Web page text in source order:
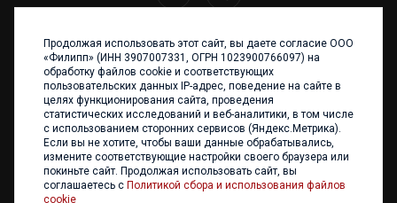
+7 (4012) 960 898
236017 Калининград,
ул. Каштановая аллея, 47
Телефон: +7 4012 960 898,
+7 4012 960 856
Написать нам
Продолжая использовать этот сайт, вы даете согласие ООО
«Филипп» (ИНН 3907007331, ОГРН 1023900766097) на
обработку файлов cookie и соответствующих
пользовательских данных IP-адрес, поведение на сайте в
целях функционирования сайта, проведения
статистических исследований и веб-аналитики, в том числе
с использованием сторонних сервисов (Яндекс.Метрика).
Если вы не хотите, чтобы ваши данные обрабатывались,
измените соответствующие настройки своего браузера или
покиньте сайт. Продолжая использовать сайт, вы
соглашаетесь с Политикой сбора и использования файлов
cookie